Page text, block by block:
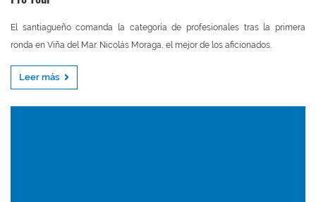
El santiagueño comanda la categoría de profesionales tras la primera
ronda en Viña del Mar. Nicolás Moraga, el mejor de los aficionados.
Leer más